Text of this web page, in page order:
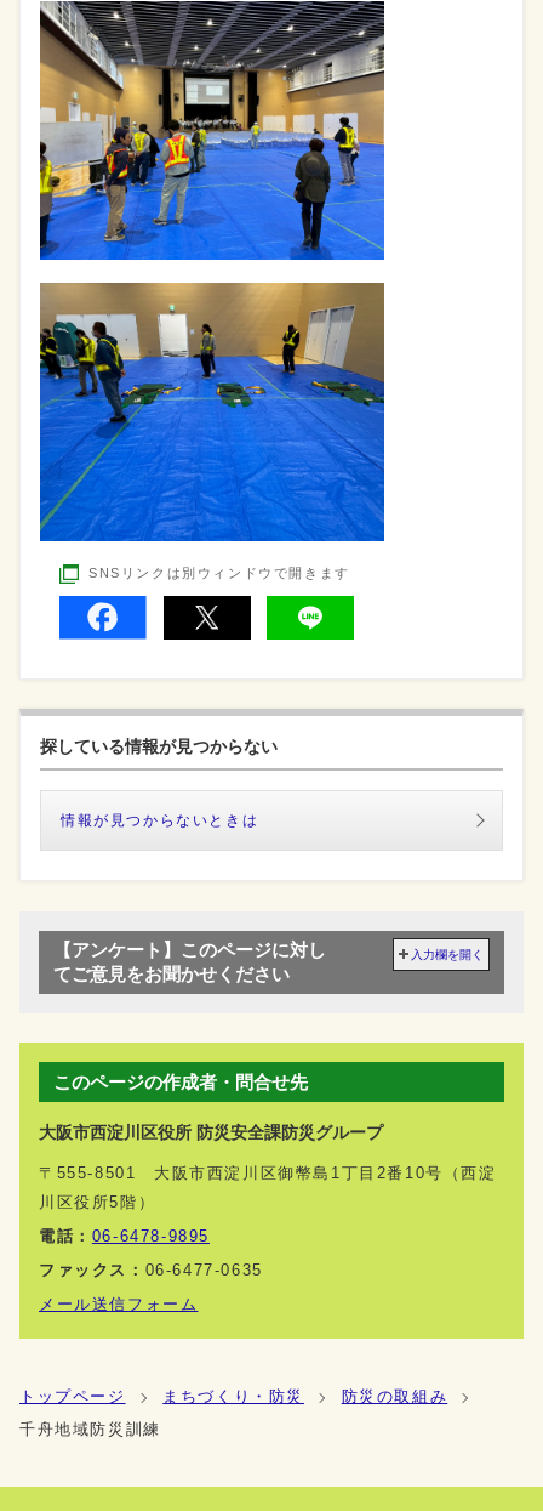
SNSリンクは別ウィンドウで開きます
探している情報が見つからない
情報が見つからないときは
【アンケート】このページに対し
てご意見をお聞かせください
入力欄を開く
このページの作成者・問合せ先
大阪市西淀川区役所 防災安全課防災グループ
〒555-8501 大阪市西淀川区御幣島1丁目2番10号（西淀
川区役所5階）
電話： 06-6478-9895
ファックス： 06-6477-0635
メール送信フォーム
トップページ まちづくり・防災
防災の取組み
千舟地域防災訓練